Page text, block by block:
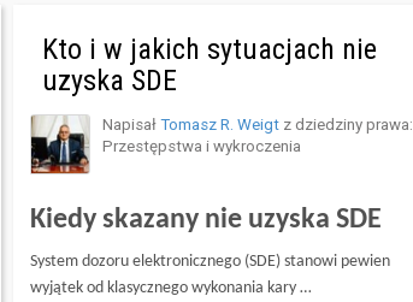
Kto i w jakich sytuacjach nie
uzyska SDE
Napisał Tomasz R. Weigt z dziedziny prawa:
Przestępstwa i wykroczenia
Kiedy skazany nie uzyska SDE
System dozoru elektronicznego (SDE) stanowi pewien
wyjątek od klasycznego wykonania kary …